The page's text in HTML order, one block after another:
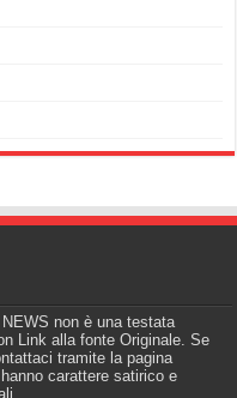
non è una testata
Link alla fonte Originale. Se
tramite la pagina
carattere satirico e